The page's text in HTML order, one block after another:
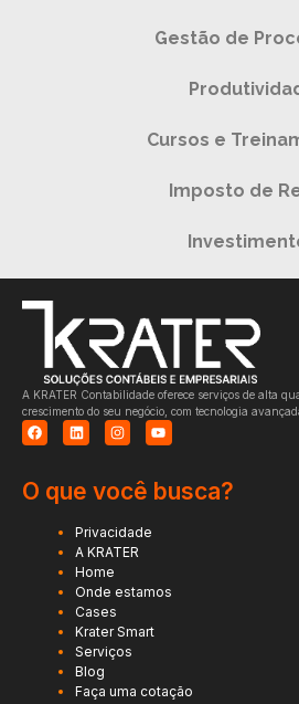
Gestão de
Cursos e
Imposto de
A KRATER Contabilidade oferece serviços de alta
crescimento do seu negócio, com tecnologia
O que você busca?
Privacidade
A KRATER
Home
Onde estamos
Cases
Krater Smart
Serviços
Blog
Faça uma cotação